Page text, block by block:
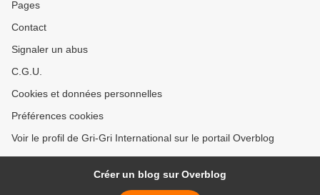
Pages
Contact
Signaler un abus
C.G.U.
Cookies et données personnelles
Préférences cookies
Voir le profil de Gri-Gri International sur le portail Overblog
Créer un blog sur Overblog